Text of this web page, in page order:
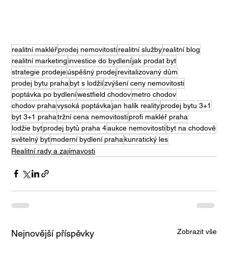
realitní makléřprodej nemovitostirealitní službyrealitní blog
realitní marketing investice do bydleníjak prodat byt
strategie prodejeúspěšný prodejrevitalizovaný dům
prodej bytu praha byt s lodžiízvýšení ceny nemovitosti
poptávka po bydleníwestfield chodovmetro chodov
chodov praha vysoká poptávka jan halík realityprodej bytu 3+1
byt 3+1 praha tržní cena nemovitostiprofi makléř praha
lodžie bytprodej bytů praha 4aukce nemovitostibyt na chodově
světelný bytmoderní bydlení praha kunratický les
Realitní rady a zajímavosti
Nejnovější příspěvky Zobrazit vše